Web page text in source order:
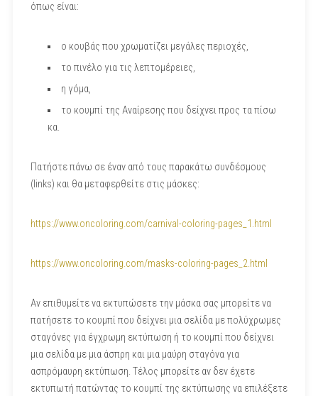
όπως είναι:
ο κουβάς που χρωματίζει μεγάλες περιοχές,
το πινέλο για τις λεπτομέρειες,
η γόμα,
το κουμπί της Αναίρεσης που δείχνει προς τα πίσω
κα.
Πατήστε πάνω σε έναν από τους παρακάτω συνδέσμους
(links) και θα μεταφερθείτε στις μάσκες:
https://www.oncoloring.com/carnival-coloring-pages_1.html
https://www.oncoloring.com/masks-coloring-pages_2.html
Αν επιθυμείτε να εκτυπώσετε την μάσκα σας μπορείτε να
πατήσετε το κουμπί που δείχνει μια σελίδα με πολύχρωμες
σταγόνες για έγχρωμη εκτύπωση ή το κουμπί που δείχνει
μια σελίδα με μια άσπρη και μια μαύρη σταγόνα για
ασπρόμαυρη εκτύπωση. Τέλος μπορείτε αν δεν έχετε
εκτυπωτή πατώντας το κουμπί της εκτύπωσης να επιλέξετε